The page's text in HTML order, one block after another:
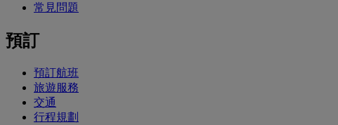
常見問題
預訂
預訂航班
旅遊服務
交通
行程規劃